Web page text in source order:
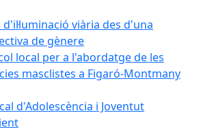
d'il·luminació viària des d'una
de gènere
local per a l'abordatge de les
masclistes a Figaró-Montmany
d'Adolescència i Joventut